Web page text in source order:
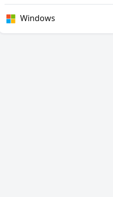
Windows